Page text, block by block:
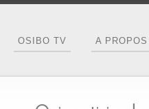
OSIBO TV A PROPOS